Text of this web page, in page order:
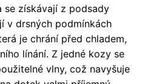
se získávají z podsady
v drsných podmínkách
je chrání před chladem,
línání. Z jedné kozy se
vlny, což navyšuje